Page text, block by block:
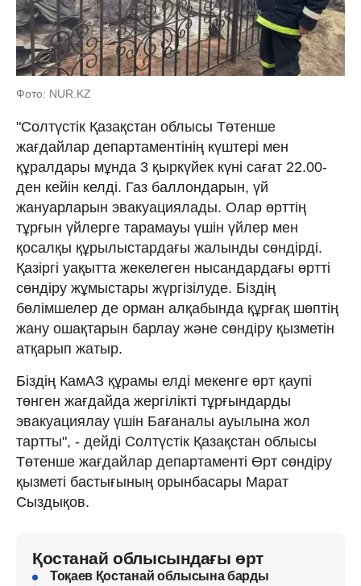
Фото: NUR.KZ
"Солтүстік Қазақстан облысы Төтенше
жағдайлар департаментінің күштері мен
құралдары мұнда 3 қыркүйек күні сағат 22.00-
ден кейін келді. Газ баллондарын, үй
жануарларын эвакуациялады. Олар өрттің
тұрғын үйлерге тарамауы үшін үйлер мен
қосалқы құрылыстардағы жалынды сөндірді.
Қазіргі уақытта жекелеген нысандардағы өртті
сөндіру жұмыстары жүргізілуде. Біздің
бөлімшелер де орман алқабында құрғақ шөптің
жану ошақтарын барлау және сөндіру қызметін
атқарып жатыр.
Біздің КамАЗ құрамы елді мекенге өрт қаупі
төнген жағдайда жергілікті тұрғындарды
эвакуациялау үшін Бағаналы ауылына жол
тартты", - дейді Солтүстік Қазақстан облысы
Төтенше жағдайлар департаменті Өрт сөндіру
қызметі бастығының орынбасары Марат
Сыздықов.
Қостанай облысындағы өрт
Тоқаев Қостанай облысына барды